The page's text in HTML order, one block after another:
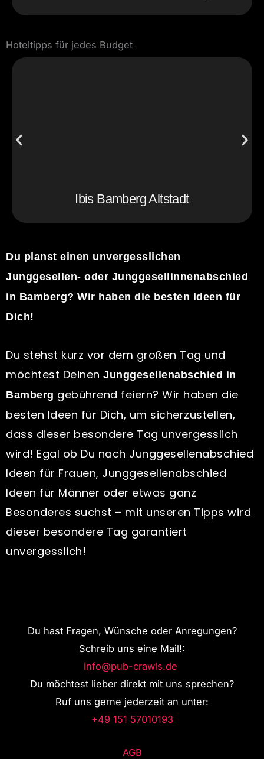
Hoteltipps für jedes Budget
Ibis Bamberg Altstadt
Du planst einen unvergesslichen
Junggesellen- oder Junggesellinnenabschied
in Bamberg? Wir haben die besten Ideen für
Dich!
Du stehst kurz vor dem großen Tag und
möchtest Deinen Junggesellenabschied in
Bamberg gebührend feiern? Wir haben die
besten Ideen für Dich, um sicherzustellen,
dass dieser besondere Tag unvergesslich
wird! Egal ob Du nach Junggesellenabschied
Ideen für Frauen, Junggesellenabschied
Ideen für Männer oder etwas ganz
Besonderes suchst – mit unseren Tipps wird
dieser besondere Tag garantiert
unvergesslich!
Du hast Fragen, Wünsche oder Anregungen?
Schreib uns eine Mail!:
info@pub-crawls.de
Du möchtest lieber direkt mit uns sprechen?
Ruf uns gerne jederzeit an unter:
+49 151 57010193
AGB